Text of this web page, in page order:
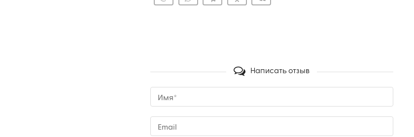
Написать отзыв
Имя*
Email